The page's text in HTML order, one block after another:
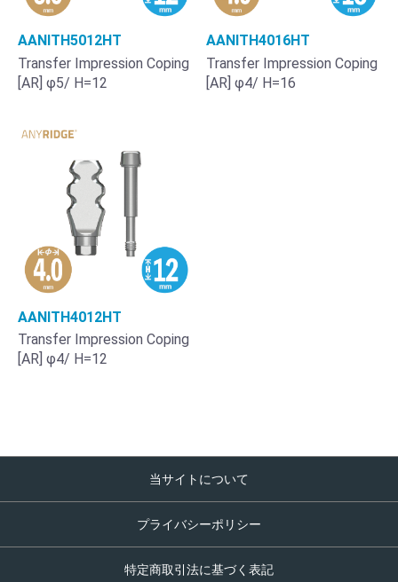
AANITH5012HT
Transfer Impression Coping
[AR] φ5/ H=12
AANITH4016HT
Transfer Impression Coping
[AR] φ4/ H=16
AANITH4012HT
Transfer Impression Coping
[AR] φ4/ H=12
当サイトについて
プライバシーポリシー
特定商取引法に基づく表記